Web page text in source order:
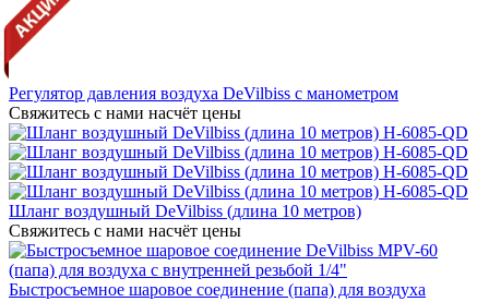
Регулятор давления воздуха DeVilbiss с манометром
Свяжитесь с нами насчёт цены
Шланг воздушный DeVilbiss (длина 10 метров)
Свяжитесь с нами насчёт цены
Быстросъемное шаровое соединение (папа) для воздуха